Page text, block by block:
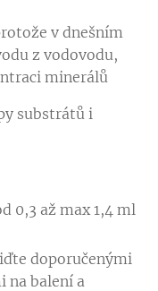
v dnešním
z vodovodu,
minerálů
substrátů i
0,3 až max 1,4 ml
doporučenými
na balení a